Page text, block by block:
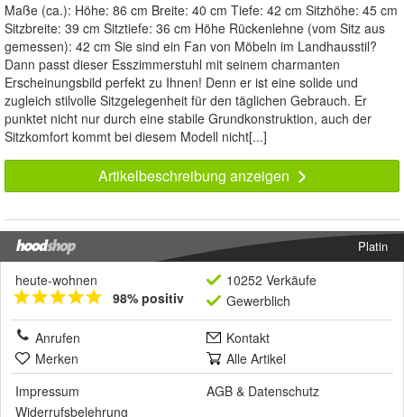
Maße (ca.): Höhe: 86 cm Breite: 40 cm Tiefe: 42 cm Sitzhöhe: 45 cm
Sitzbreite: 39 cm Sitztiefe: 36 cm Höhe Rückenlehne (vom Sitz aus
gemessen): 42 cm Sie sind ein Fan von Möbeln im Landhausstil?
Dann passt dieser Esszimmerstuhl mit seinem charmanten
Erscheinungsbild perfekt zu Ihnen! Denn er ist eine solide und
zugleich stilvolle Sitzgelegenheit für den täglichen Gebrauch. Er
punktet nicht nur durch eine stabile Grundkonstruktion, auch der
Sitzkomfort kommt bei diesem Modell nicht[...]
Artikelbeschreibung anzeigen
Platin
heute-wohnen
98% positiv
10252 Verkäufe
Gewerblich
Anrufen
Kontakt
Merken
Alle Artikel
Impressum
AGB & Datenschutz
Widerrufsbelehrung